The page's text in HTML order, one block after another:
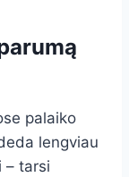
palaiko
lengviau
– tarsi